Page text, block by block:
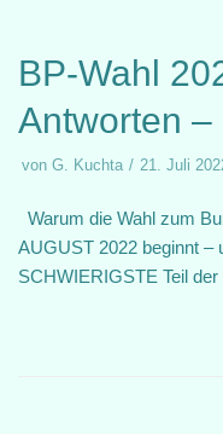
BP-Wahl
Antworten –
von G. Kuchta 21. Juli
Warum die Wahl zum
AUGUST 2022 beginnt –
SCHWIERIGSTE Teil der